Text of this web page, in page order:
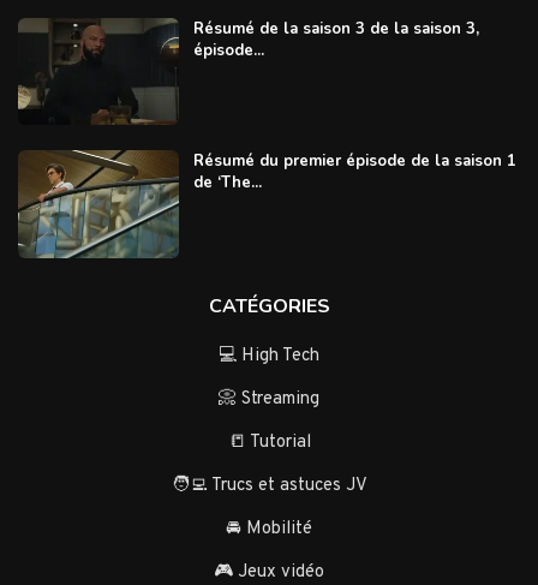
Résumé de la saison 3 de la saison 3,
épisode...
Résumé du premier épisode de la saison 1
de ‘The...
CATÉGORIES
💻 High Tech
📀 Streaming
📒 Tutorial
🧑‍💻 Trucs et astuces JV
🚘 Mobilité
🎮 Jeux vidéo